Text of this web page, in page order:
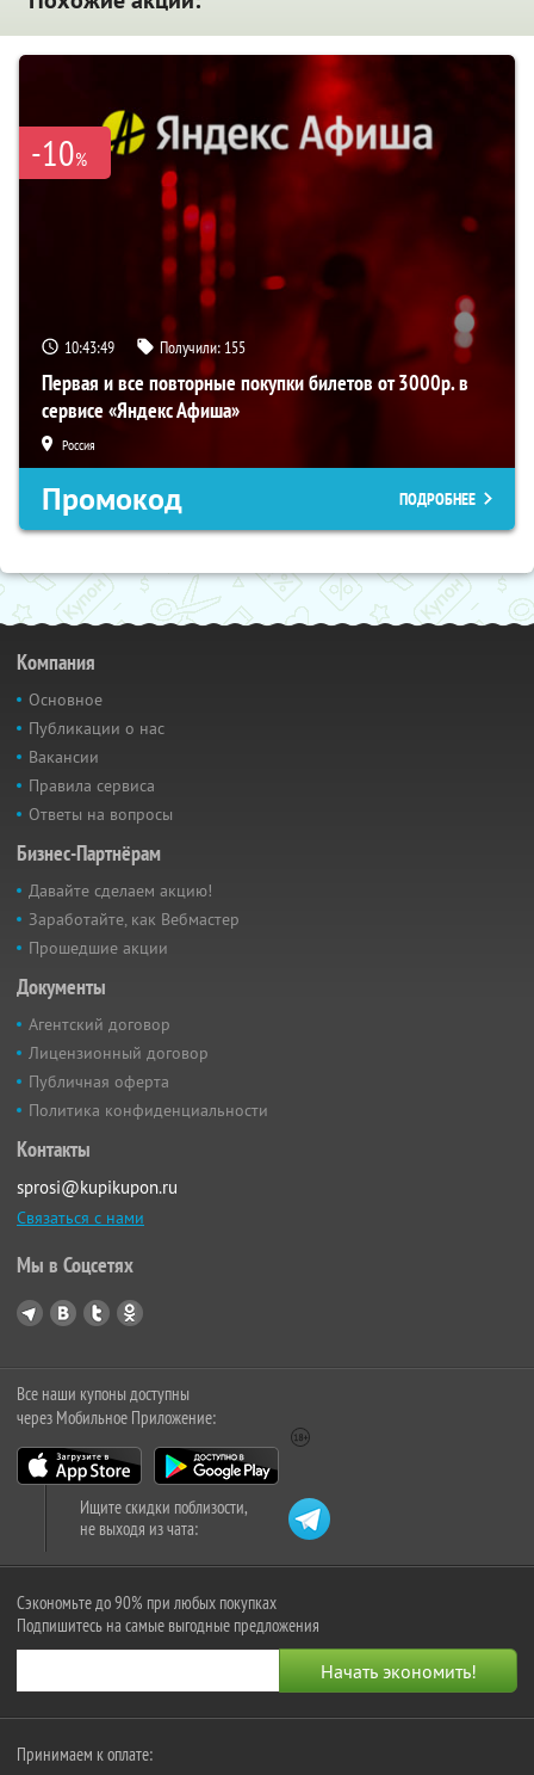
-10%
10:43:49 Получили: 155
Первая и все повторные покупки билетов от 3000р. в
сервисе «Яндекс Афиша»
Россия
Промокод ПОДРОБНЕЕ
Компания
Основное
Публикации о нас
Вакансии
Правила сервиса
Ответы на вопросы
Бизнес-Партнёрам
Давайте сделаем акцию!
Заработайте, как Вебмастер
Прошедшие акции
Документы
Агентский договор
Лицензионный договор
Публичная оферта
Политика конфиденциальности
Контакты
sprosi@kupikupon.ru
Связаться с нами
Мы в Соцсетях
Все наши купоны доступны
через Мобильное Приложение:
Ищите скидки поблизости,
не выходя из чата:
Сэкономьте до 90% при любых покупках
Подпишитесь на самые выгодные предложения
Принимаем к оплате: